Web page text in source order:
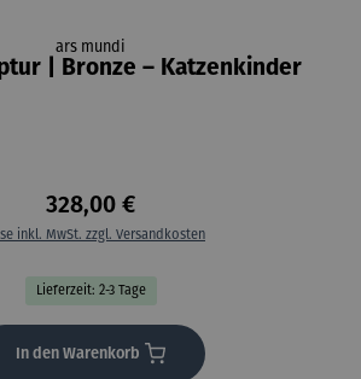
ars mundi
| Bronze – Katzenkinder
328,00 €
inkl. MwSt. zzgl. Versandkosten
Lieferzeit: 2-3 Tage
In den Warenkorb